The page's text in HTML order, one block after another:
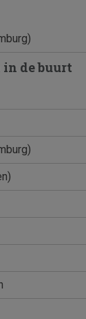
de buurt